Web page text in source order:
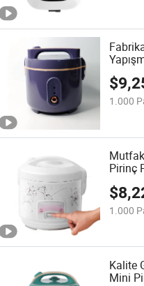
$
1.000
Pirinç
$
1.000
Kalite
Mini